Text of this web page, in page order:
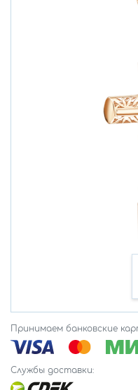
Принимаем банковские
Службы доставки: